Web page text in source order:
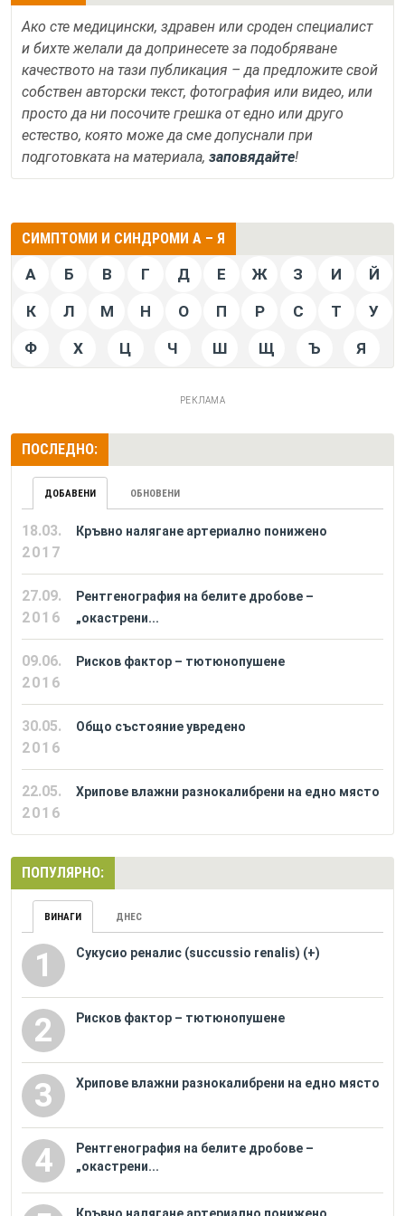
Ако сте медицински, здравен или сроден специалист
и бихте желали да допринесете за подобряване
качеството на тази публикация – да предложите свой
собствен авторски текст, фотография или видео, или
просто да ни посочите грешка от едно или друго
естество, която може да сме допуснали при
подготовката на материала, заповядайте!
СИМПТОМИ И СИНДРОМИ А – Я
А Б В Г Д Е Ж З И Й
К Л М Н О П Р С Т У
Ф Х Ц Ч Ш Щ Ъ Я
РЕКЛАМА
ПОСЛЕДНО:
ДОБАВЕНИ ОБНОВЕНИ
18.03.
2017
Кръвно налягане артериално понижено
27.09.
2016
Рентгенография на белите дробове –
„окастрени...
09.06.
2016
Рисков фактор – тютюнопушене
30.05.
2016
Общо състояние увредено
22.05.
2016
Хрипове влажни разнокалибрени на едно място
ПОПУЛЯРНО:
ВИНАГИ ДНЕС
1 Сукусио реналис (succussio renalis) (+)
2 Рисков фактор – тютюнопушене
3 Хрипове влажни разнокалибрени на едно място
4
Рентгенография на белите дробове –
„окастрени...